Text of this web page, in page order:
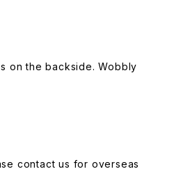
on the backside. Wobbly
contact us for overseas